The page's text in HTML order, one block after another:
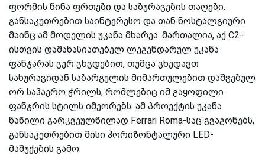
ფორმის წინა ფრთები და საბურავების თაღები.
განსაკუთრებით საინტერესო და თან ნოსტალგიური
მაინც ამ მოდელის უკანა მხარეა. მართალია, აქ C2-
ისთვის დამახასიათებელ ლეგენდარულ უკანა
ფანჯარას ვერ ვხვდებით, თუმცა ვხედავთ
სახურავიდან საბარგულის მიმართულებით დაშვებულ
ორ საჰაერო ჭრილს, რომლებიც იმ გაყოფილი
ფანჯრის სტილს იმეორებს. ამ პროექტის უკანა
ნაწილი გარკვეულწილად Ferrari Roma-საც გვაგონებს,
განსაკუთრებით მისი ჰორიზონტალური LED-
მაშუქების გამო.